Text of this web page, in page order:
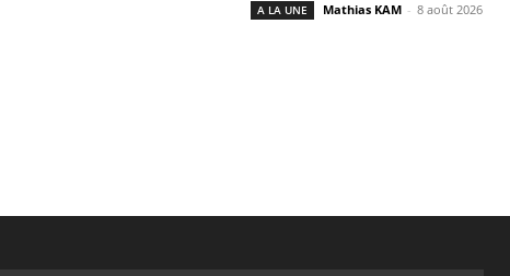
A LA UNE Mathias KAM - 8 août 2026